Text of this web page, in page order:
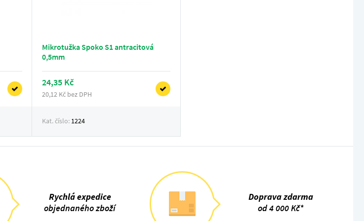
Mikrotužka Spoko S1 antracitová
0,5mm
24,35 Kč
20,12 Kč bez DPH
Kat. číslo: 1224
Rychlá expedice
objednaného zboží
Doprava zdarma
od 4 000 Kč*